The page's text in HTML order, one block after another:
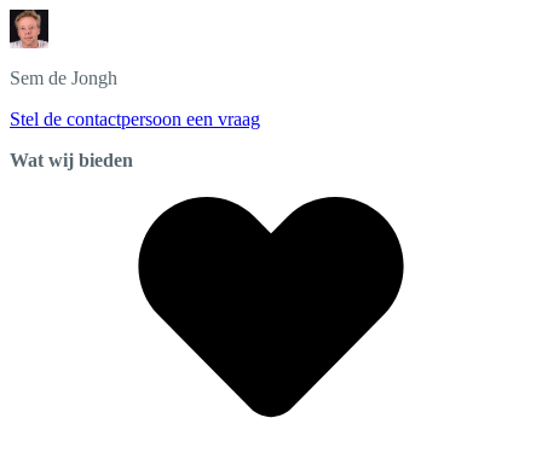
Sem de Jongh
Stel de contactpersoon een vraag
Wat wij bieden